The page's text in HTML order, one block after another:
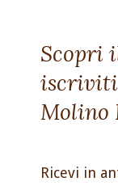
Scopri
iscriviti
Molino
Ricevi in